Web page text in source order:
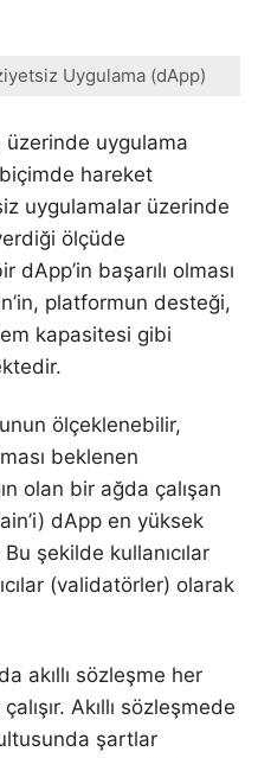
Uygulama (dApp)
uygulama
biçimde hareket
uygulamalar üzerinde
ölçüde
dApp’in başarılı olması
platformun desteği,
kapasitesi gibi
ölçeklenebilir,
beklenen
olan bir ağda çalışan
dApp en yüksek
şekilde kullanıcılar
(validatörler) olarak
akıllı sözleşme her
Akıllı sözleşmede
şartlar